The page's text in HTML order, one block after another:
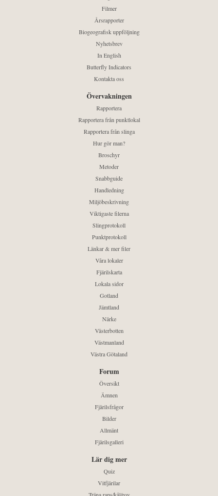
Filmer
Årsrapporter
Biogeografisk uppföljning
Nyhetsbrev
In English
Butterfly Indicators
Kontakta oss
Övervakningen
Rapportera
Rapportera från punktlokal
Rapportera från slinga
Hur gör man?
Broschyr
Metoder
Snabbguide
Handledning
Miljöbeskrivning
Viktigaste filerna
Slingprotokoll
Punktprotokoll
Länkar & mer filer
Våra lokaler
Fjärilskarta
Lokala sidor
Gotland
Jämtland
Närke
Västerbotten
Västmanland
Västra Götaland
Forum
Översikt
Ämnen
Fjärilsfrågor
Bilder
Allmänt
Fjärilsgalleri
Lär dig mer
Quiz
Vitfjärilar